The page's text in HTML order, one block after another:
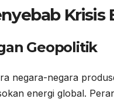
Krisis
Geopolitik
negara-negara
energi global.